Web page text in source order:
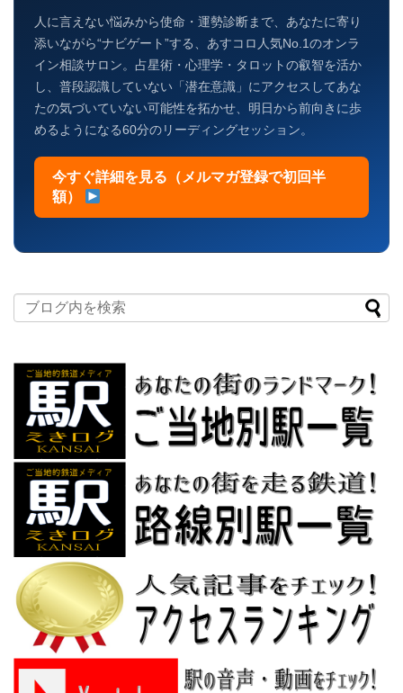
人に言えない悩みから使命・運勢診断まで、あなたに寄り
添いながら“ナビゲート”する、あすコロ人気No.1のオンラ
イン相談サロン。占星術・心理学・タロットの叡智を活か
し、普段認識していない「潜在意識」にアクセスしてあな
たの気づいていない可能性を拓かせ、明日から前向きに歩
めるようになる60分のリーディングセッション。
今すぐ詳細を見る（メルマガ登録で初回半
額）